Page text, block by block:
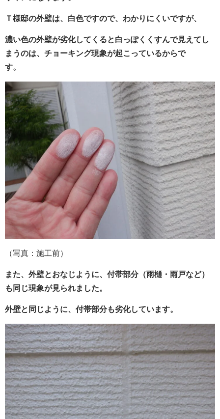
Ｔ様邸の外壁は、白色ですので、わかりにくいですが、
濃い色の外壁が劣化してくると白っぽくくすんで見えてし
まうのは、チョーキング現象が起こっているからで
す。
（写真：施工前）
また、外壁とおなじように、付帯部分（雨樋・雨戸など）
も同じ現象が見られました。
外壁と同じように、付帯部分も劣化しています。